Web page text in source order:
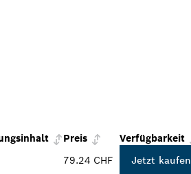
Preis
Verfügbarkeit
79.24 CHF
Jetzt kaufen